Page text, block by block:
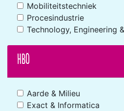
Mobiliteitstechniek
Procesindustrie
Technology, Engineering
HBO
Aarde & Milieu
Exact & Informatica